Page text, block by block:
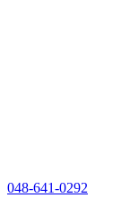
048-641-0292